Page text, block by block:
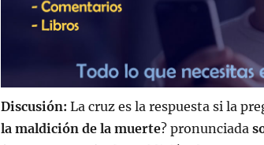
Discusión: La cruz es la respuesta si la
la maldición de la muerte? pronunciada